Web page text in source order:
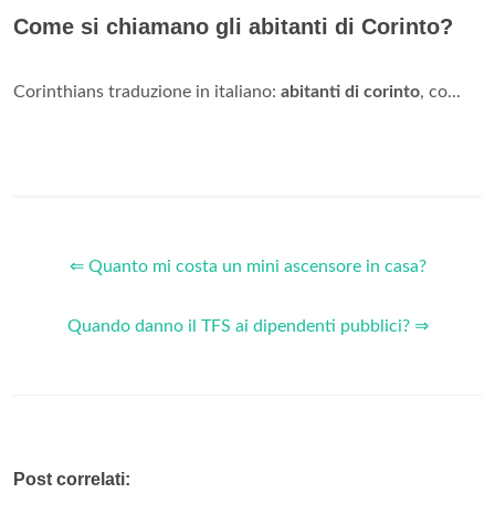
Come si chiamano gli abitanti di Corinto?
Corinthians traduzione in italiano: abitanti di corinto, co...
⇐ Quanto mi costa un mini ascensore in casa?
Quando danno il TFS ai dipendenti pubblici? ⇒
Post correlati: